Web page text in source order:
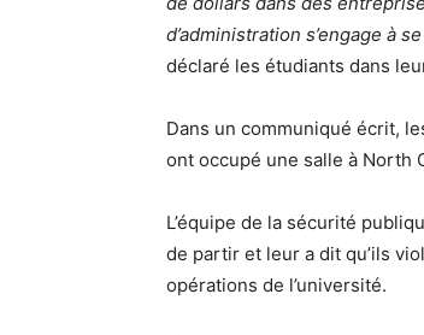
d’administration s’engage à
déclaré les étudiants dans
Dans un communiqué écrit,
ont occupé une salle à North
L’équipe de la sécurité
de partir et leur a dit qu’ils
opérations de l’université.